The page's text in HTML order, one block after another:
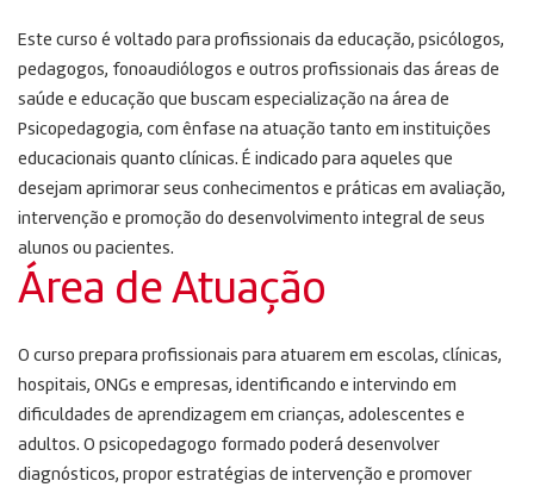
Este curso é voltado para profissionais da educação, psicólogos,
pedagogos, fonoaudiólogos e outros profissionais das áreas de
saúde e educação que buscam especialização na área de
Psicopedagogia, com ênfase na atuação tanto em instituições
educacionais quanto clínicas. É indicado para aqueles que
desejam aprimorar seus conhecimentos e práticas em avaliação,
intervenção e promoção do desenvolvimento integral de seus
alunos ou pacientes.
Área de Atuação
O curso prepara profissionais para atuarem em escolas, clínicas,
hospitais, ONGs e empresas, identificando e intervindo em
dificuldades de aprendizagem em crianças, adolescentes e
adultos. O psicopedagogo formado poderá desenvolver
diagnósticos, propor estratégias de intervenção e promover